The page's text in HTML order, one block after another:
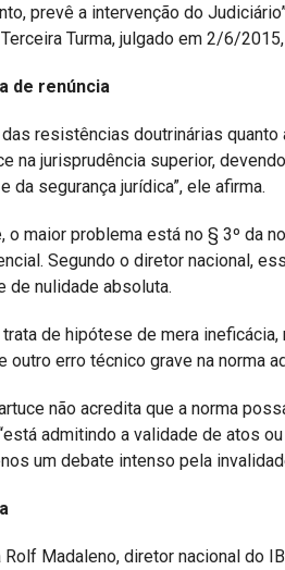
prevê a intervenção do
Turma, julgado em 2/6/
de renúncia
das resistências doutrinárias
na jurisprudência superior,
da segurança jurídica”, ele afirma.
o maior problema está no § 3º da
Segundo o diretor nacional,
de nulidade absoluta.
trata de hipótese de mera
outro erro técnico grave na norma
não acredita que a norma
admitindo a validade de atos
um debate intenso pela
Rolf Madaleno, diretor nacional do